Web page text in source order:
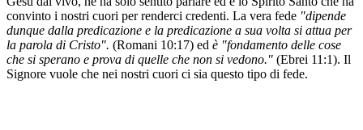
convinto i nostri cuori per renderci credenti. La vera fede "dipende
dunque dalla predicazione e la predicazione a sua volta si attua per
la parola di Cristo". (Romani 10:17) ed è "fondamento delle cose
che si sperano e prova di quelle che non si vedono." (Ebrei 11:1). Il
Signore vuole che nei nostri cuori ci sia questo tipo di fede.